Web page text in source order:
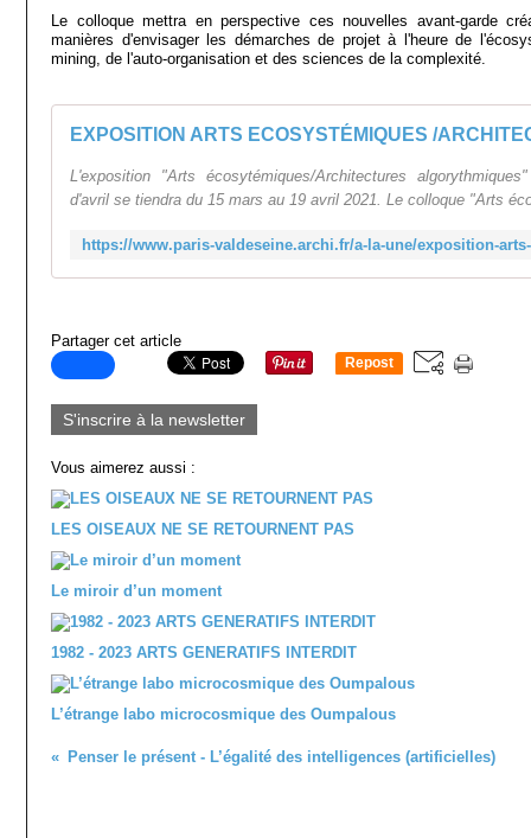
Le colloque mettra en perspective ces nouvelles avant-garde
manières d'envisager les démarches de projet à l'heure de
mining, de l'auto-organisation et des sciences de la complexité.
L'exposition "Arts écosytémiques/Architectures
d'avril se tiendra du 15 mars au 19 avril 2021. Le colloque "Arts
Partager cet article
Repost
S'inscrire à la newsletter
Vous aimerez aussi :
LES OISEAUX NE SE RETOURNENT PAS
Le miroir d’un moment
1982 - 2023 ARTS GENERATIFS INTERDIT
L’étrange labo microcosmique des Oumpalous
Penser le présent - L’égalité des intelligences (artificielles)